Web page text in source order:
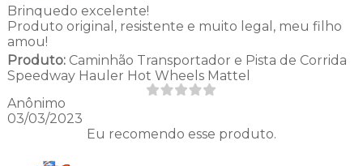
Brinquedo excelente!
Produto original, resistente e muito legal, meu filho
amou!
Produto:Caminhão Transportador e Pista de Corrida
Speedway Hauler Hot Wheels Mattel
Anônimo
03/03/2023
Eu recomendo esse produto.